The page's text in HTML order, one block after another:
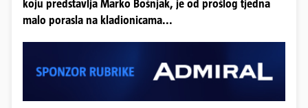
koju predstavlja Marko Bošnjak, je od prošlog tjedna
malo porasla na kladionicama...